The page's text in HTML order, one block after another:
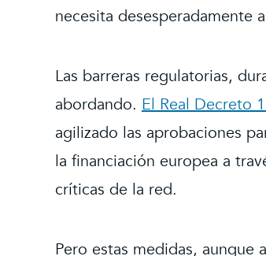
necesita desesperadamente
Las barreras regulatorias,
abordando. El Real Decreto
agilizado las aprobaciones
la financiación europea a
críticas de la red.
Pero estas medidas, aunque